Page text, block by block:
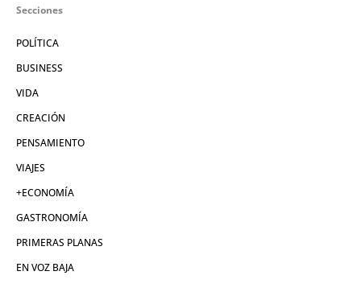
Secciones
POLÍTICA
BUSINESS
VIDA
CREACIÓN
PENSAMIENTO
VIAJES
+ECONOMÍA
GASTRONOMÍA
PRIMERAS PLANAS
EN VOZ BAJA